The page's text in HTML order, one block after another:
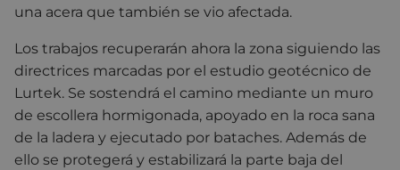
una acera que también se vio afectada.
Los trabajos recuperarán ahora la zona siguiendo las
directrices marcadas por el estudio geotécnico de
Lurtek. Se sostendrá el camino mediante un muro
de escollera hormigonada, apoyado en la roca sana
de la ladera y ejecutado por bataches. Además de
ello se protegerá y estabilizará la parte baja del